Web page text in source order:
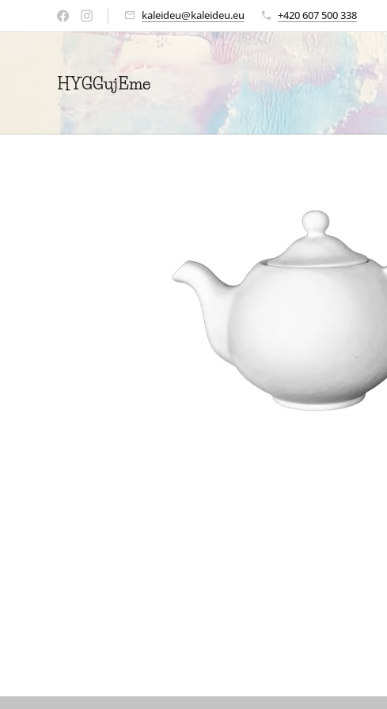
kaleideu@kaleideu.eu +420 607 500 338
HYGGujEme